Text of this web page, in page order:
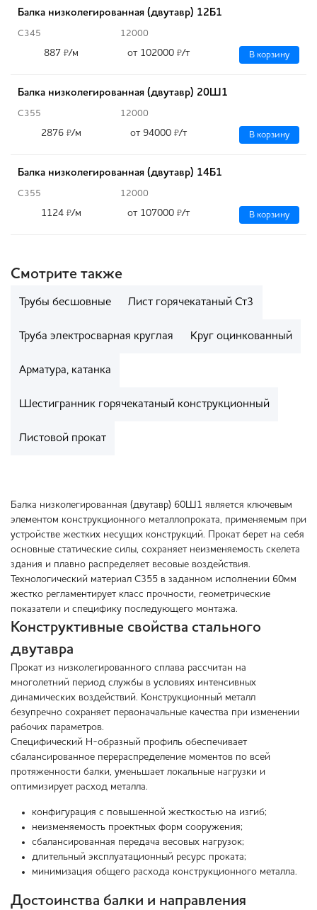
Балка низколегированная (двутавр) 12Б1
С345 12000
887 ₽/м от 102000 ₽/т В корзину
Балка низколегированная (двутавр) 20Ш1
С355 12000
2876 ₽/м от 94000 ₽/т В корзину
Балка низколегированная (двутавр) 14Б1
С355 12000
1124 ₽/м от 107000 ₽/т В корзину
Смотрите также
Трубы бесшовные Лист горячекатаный Ст3
Труба электросварная круглая Круг оцинкованный
Арматура, катанка
Шестигранник горячекатаный конструкционный
Листовой прокат
Балка низколегированная (двутавр) 60Ш1 является ключевым
элементом конструкционного металлопроката, применяемым при
устройстве жестких несущих конструкций. Прокат берет на себя
основные статические силы, сохраняет неизменяемость скелета
здания и плавно распределяет весовые воздействия.
Технологический материал С355 в заданном исполнении 60мм
жестко регламентирует класс прочности, геометрические
показатели и специфику последующего монтажа.
Конструктивные свойства стального
двутавра
Прокат из низколегированного сплава рассчитан на
многолетний период службы в условиях интенсивных
динамических воздействий. Конструкционный металл
безупречно сохраняет первоначальные качества при изменении
рабочих параметров.
Специфический Н-образный профиль обеспечивает
сбалансированное перераспределение моментов по всей
протяженности балки, уменьшает локальные нагрузки и
оптимизирует расход металла.
конфигурация с повышенной жесткостью на изгиб;
неизменяемость проектных форм сооружения;
сбалансированная передача весовых нагрузок;
длительный эксплуатационный ресурс проката;
минимизация общего расхода конструкционного металла.
Достоинства балки и направления